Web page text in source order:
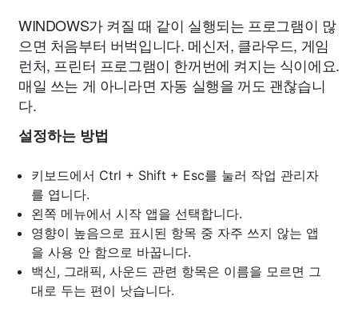
WINDOWS가 켜질 때 같이 실행되는 프로그램이 많
으면 처음부터 버벅입니다. 메신저, 클라우드, 게임
런처, 프린터 프로그램이 한꺼번에 켜지는 식이에요.
매일 쓰는 게 아니라면 자동 실행을 꺼도 괜찮습니
다.
설정하는 방법
키보드에서 Ctrl + Shift + Esc를 눌러 작업 관리자
를 엽니다.
왼쪽 메뉴에서 시작 앱을 선택합니다.
영향이 높음으로 표시된 항목 중 자주 쓰지 않는 앱
을 사용 안 함으로 바꿉니다.
백신, 그래픽, 사운드 관련 항목은 이름을 모르면 그
대로 두는 편이 낫습니다.